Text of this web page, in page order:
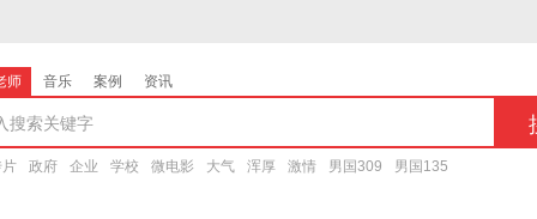
师 音乐 案例 资讯
政府 企业 学校 微电影 大气 浑厚 激情 男国309 男国135